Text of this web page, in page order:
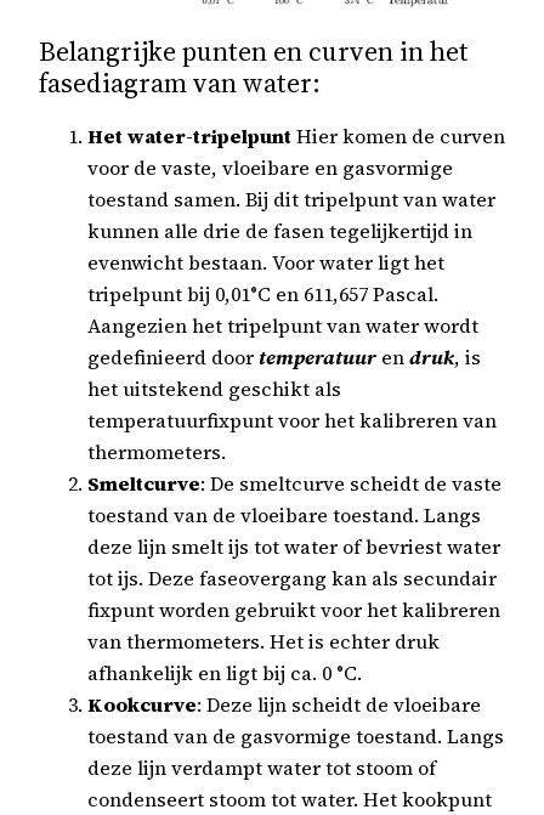
Belangrijke punten en curven in het
fasediagram van water:
Het water-tripelpuntHier komen de curven
voor de vaste, vloeibare en gasvormige
toestand samen. Bij dit tripelpunt van water
kunnen alle drie de fasen tegelijkertijd in
evenwicht bestaan. Voor water ligt het
tripelpunt bij 0,01°C en 611,657 Pascal.
Aangezien het tripelpunt van water wordt
gedefinieerd doortemperatuur endruk, is
het uitstekend geschikt als
temperatuurfixpunt voor het kalibreren van
thermometers.
Smeltcurve: De smeltcurve scheidt de vaste
toestand van de vloeibare toestand. Langs
deze lijn smelt ijs tot water of bevriest water
tot ijs. Deze faseovergang kan als secundair
fixpunt worden gebruikt voor het kalibreren
van thermometers. Het is echter druk
afhankelijk en ligt bij ca. 0 °C.
Kookcurve: Deze lijn scheidt de vloeibare
toestand van de gasvormige toestand. Langs
deze lijn verdampt water tot stoom of
condenseert stoom tot water. Het kookpunt